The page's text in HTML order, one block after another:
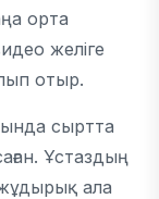
орта
желіге
отыр.
сыртта
Ұстаздың
ала